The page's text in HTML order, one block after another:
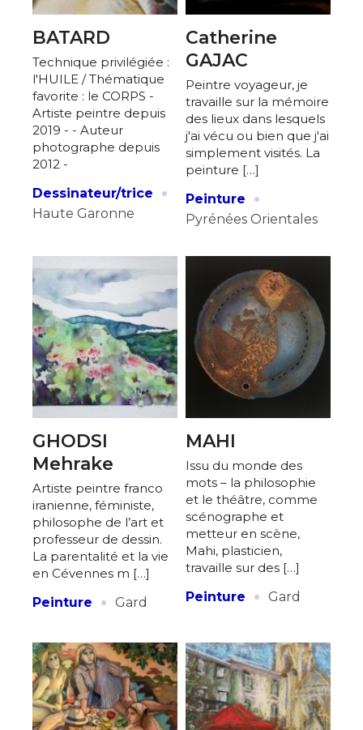
BATARD
Technique privilégiée :
l'HUILE / Thématique
favorite : le CORPS -
Artiste peintre depuis
2019 - - Auteur
photographe depuis
2012 -
Dessinateur/trice
·
Haute Garonne
Catherine
GAJAC
Peintre voyageur, je
travaille sur la mémoire
des lieux dans lesquels
j'ai vécu ou bien que j'ai
simplement visités. La
peinture […]
Peinture
·
Pyrénées Orientales
GHODSI
Mehrake
Artiste peintre franco
iranienne, féministe,
philosophe de l’art et
professeur de dessin.
La parentalité et la vie
en Cévennes m […]
Peinture
· Gard
MAHI
Issu du monde des
mots – la philosophie
et le théâtre, comme
scénographe et
metteur en scène,
Mahi, plasticien,
travaille sur des […]
Peinture
· Gard